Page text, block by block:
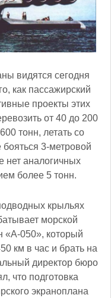
видятся сегодня
как пассажирский
проекты этих
от 40 до 200
тонн, летать со
3-метровой
нет аналогичных
более 5 тонн.
крыльях
морской
«A-050», который
км в час и брать на
директор бюро
что подготовка
экраноплана